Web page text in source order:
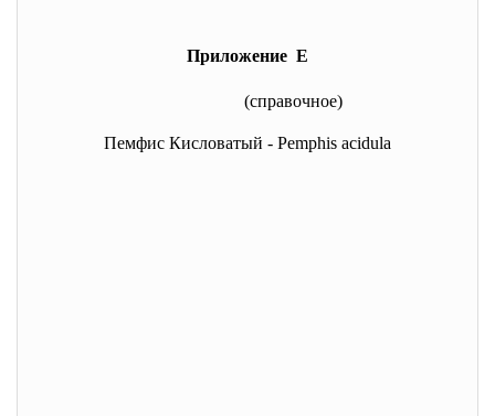
Приложение Е
(справочное)
Пемфис Кисловатый - Pemphis acidula